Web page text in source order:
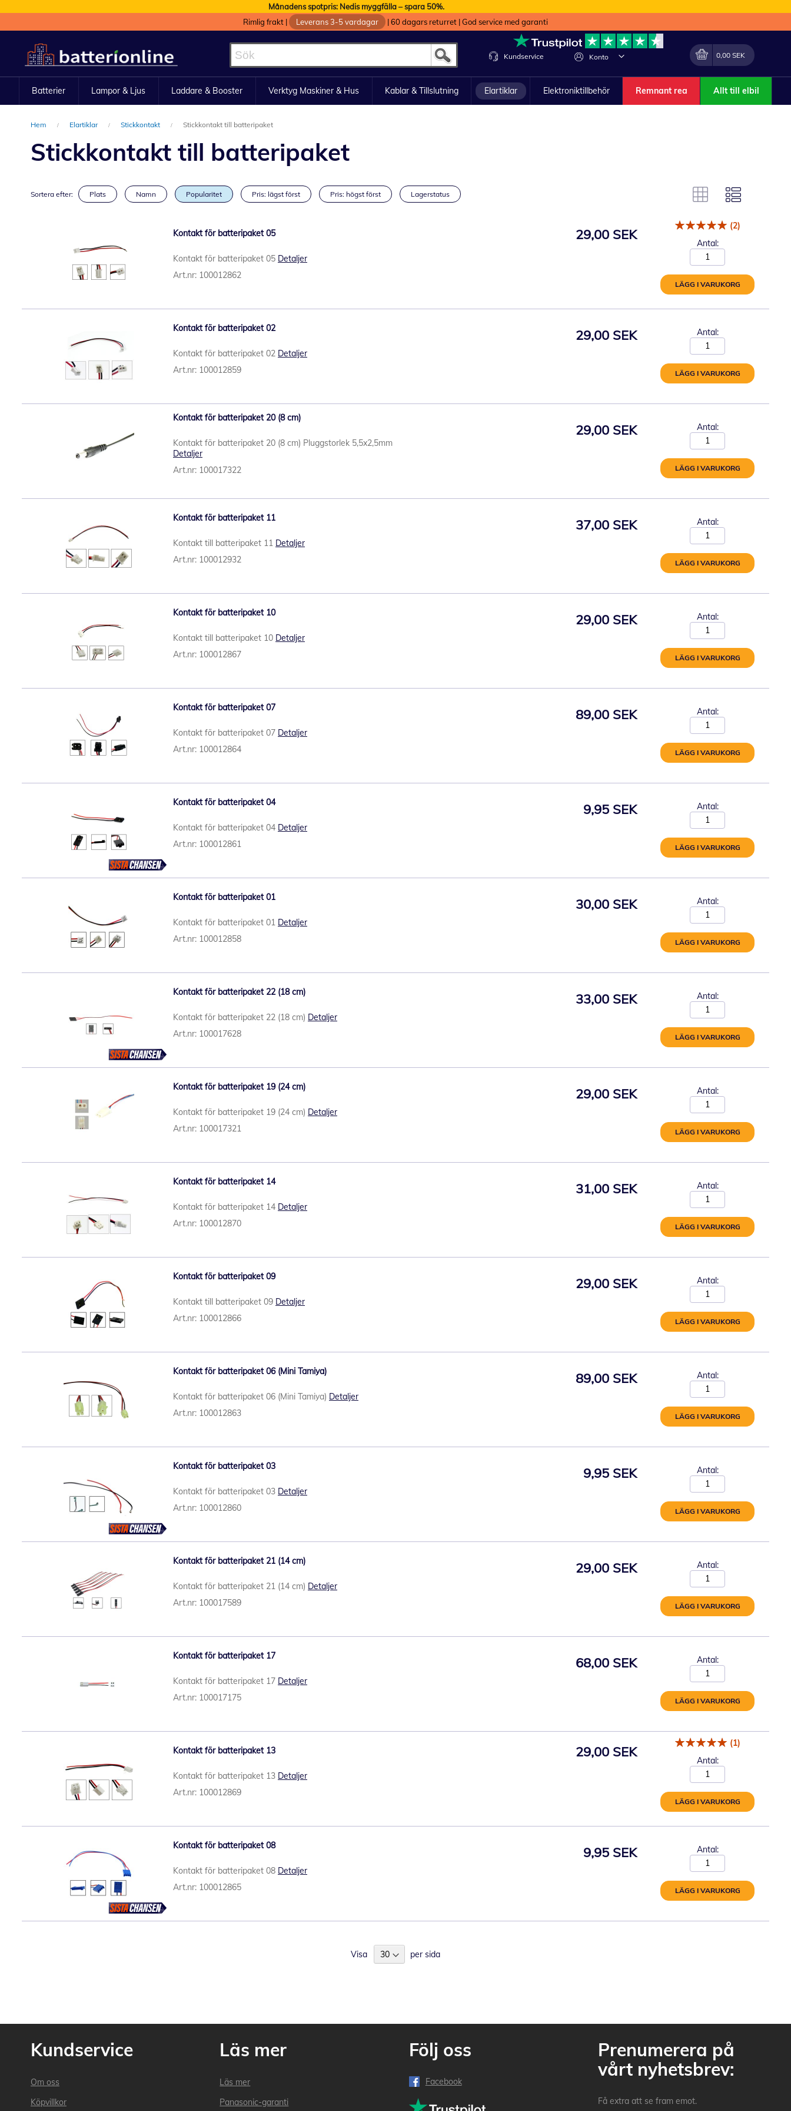
Månadens spotpris: Nedis myggfälla – spara 50%.
Rimlig frakt | Leverans 3-5 vardagar |60 dagars returret |God service med garanti
till
innehållet
Konto Förändra
Min kundvagn
0,00 SEK
Kundservice
Batterier Lampor & Ljus Laddare & Booster Verktyg Maskiner & Hus Kablar & Tillslutning Elartiklar Elektroniktillbehör Remnant rea Allt till elbil
Hem Elartiklar Stickkontakt Stickkontakt till batteripaket
Stickkontakt till batteripaket
Sortera efter: Plats Namn Popularitet Pris: lägst först Pris: högst först Lagerstatus
Kontakt för batteripaket 05
Kontakt för batteripaket 05 Detaljer
Art.nr: 100012862
29,00 SEK
(2)
Antal:
LÄGG I VARUKORG
Kontakt för batteripaket 02
Kontakt för batteripaket 02 Detaljer
Art.nr: 100012859
29,00 SEK Antal:
LÄGG I VARUKORG
Kontakt för batteripaket 20 (8 cm)
Kontakt för batteripaket 20 (8 cm) Pluggstorlek 5,5x2,5mm
Detaljer
Art.nr: 100017322
29,00 SEK Antal:
LÄGG I VARUKORG
Kontakt för batteripaket 11
Kontakt till batteripaket 11 Detaljer
Art.nr: 100012932
37,00 SEK Antal:
LÄGG I VARUKORG
Kontakt för batteripaket 10
Kontakt till batteripaket 10 Detaljer
Art.nr: 100012867
29,00 SEK Antal:
LÄGG I VARUKORG
Kontakt för batteripaket 07
Kontakt för batteripaket 07 Detaljer
Art.nr: 100012864
89,00 SEK Antal:
LÄGG I VARUKORG
Kontakt för batteripaket 04
Kontakt för batteripaket 04 Detaljer
Art.nr: 100012861
9,95 SEK Antal:
LÄGG I VARUKORG
Kontakt för batteripaket 01
Kontakt för batteripaket 01 Detaljer
Art.nr: 100012858
30,00 SEK Antal:
LÄGG I VARUKORG
Kontakt för batteripaket 22 (18 cm)
Kontakt för batteripaket 22 (18 cm) Detaljer
Art.nr: 100017628
33,00 SEK Antal:
LÄGG I VARUKORG
Kontakt för batteripaket 19 (24 cm)
Kontakt för batteripaket 19 (24 cm) Detaljer
Art.nr: 100017321
29,00 SEK Antal:
LÄGG I VARUKORG
Kontakt för batteripaket 14
Kontakt för batteripaket 14 Detaljer
Art.nr: 100012870
31,00 SEK Antal:
LÄGG I VARUKORG
Kontakt för batteripaket 09
Kontakt till batteripaket 09 Detaljer
Art.nr: 100012866
29,00 SEK Antal:
LÄGG I VARUKORG
Kontakt för batteripaket 06 (Mini Tamiya)
Kontakt för batteripaket 06 (Mini Tamiya) Detaljer
Art.nr: 100012863
89,00 SEK Antal:
LÄGG I VARUKORG
Kontakt för batteripaket 03
Kontakt för batteripaket 03 Detaljer
Art.nr: 100012860
9,95 SEK Antal:
LÄGG I VARUKORG
Kontakt för batteripaket 21 (14 cm)
Kontakt för batteripaket 21 (14 cm) Detaljer
Art.nr: 100017589
29,00 SEK Antal:
LÄGG I VARUKORG
Kontakt för batteripaket 17
Kontakt för batteripaket 17 Detaljer
Art.nr: 100017175
68,00 SEK Antal:
LÄGG I VARUKORG
Kontakt för batteripaket 13
Kontakt för batteripaket 13 Detaljer
Art.nr: 100012869
29,00 SEK
(1)
Antal:
LÄGG I VARUKORG
Kontakt för batteripaket 08
Kontakt för batteripaket 08 Detaljer
Art.nr: 100012865
9,95 SEK Antal:
LÄGG I VARUKORG
Visa per sida
Kundservice
Om oss
Köpvillkor
Läs mer
Läs mer
Panasonic-garanti
Följ oss
Facebook
Prenumerera på
vårt nyhetsbrev:
Få extra att se fram emot.